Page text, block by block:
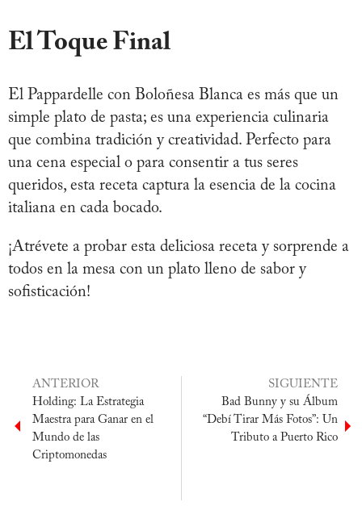
El Toque Final
El Pappardelle con Boloñesa Blanca es más que un
simple plato de pasta; es una experiencia culinaria
que combina tradición y creatividad. Perfecto para
una cena especial o para consentir a tus seres
queridos, esta receta captura la esencia de la cocina
italiana en cada bocado.
¡Atrévete a probar esta deliciosa receta y sorprende a
todos en la mesa con un plato lleno de sabor y
sofisticación!
ANTERIOR
Holding: La Estrategia
Maestra para Ganar en el
Mundo de las
Criptomonedas
SIGUIENTE
Bad Bunny y su Álbum
“Debí Tirar Más Fotos”: Un
Tributo a Puerto Rico